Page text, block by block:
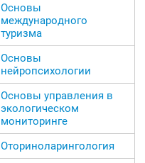
Основы
международного
туризма
Основы
нейропсихологии
Основы управления в
экологическом
мониторинге
Оториноларингология